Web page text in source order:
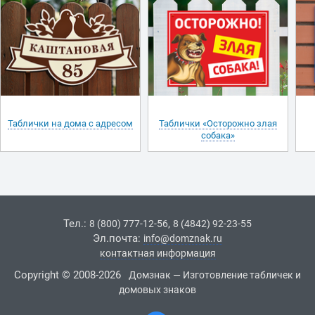
Таблички на дома с адресом
Таблички «Осторожно злая
собака»
Тел.: 8 (800) 777-12-56, 8 (4842) 92-23-55
Эл.почта: info@domznak.ru
контактная информация
Copyright © 2008-2026
Домзнак — Изготовление табличек и
домовых знаков